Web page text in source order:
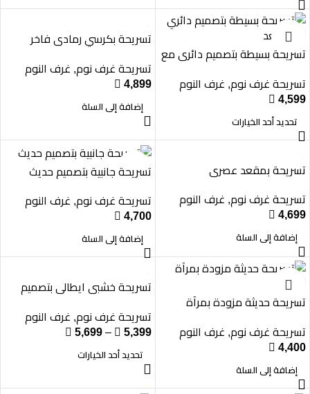
تسريحة بسيطة بتصميم دائري مع
تسريحة غرف نوم, غرف النوم
 4,599
تحديد أحد الخيارات
تسريحة بكرسي رمادي فاخر
تسريحة غرف نوم, غرف النوم
 4,899
إضافة إلى السلة
تسريحة بمقعد عصري
تسريحة غرف نوم, غرف النوم
 4,699
إضافة إلى السلة
تسريحة جانبية بتصميم حديث
تسريحة غرف نوم, غرف النوم
 4,700
إضافة إلى السلة
تسريحة حديثة مزودة بمرآة
تسريحة غرف نوم, غرف النوم
 4,400
إضافة إلى السلة
تسريحة خشبي ايطالي بتصميم
تسريحة غرف نوم, غرف النوم
 5,399
–
 5,699
تحديد أحد الخيارات